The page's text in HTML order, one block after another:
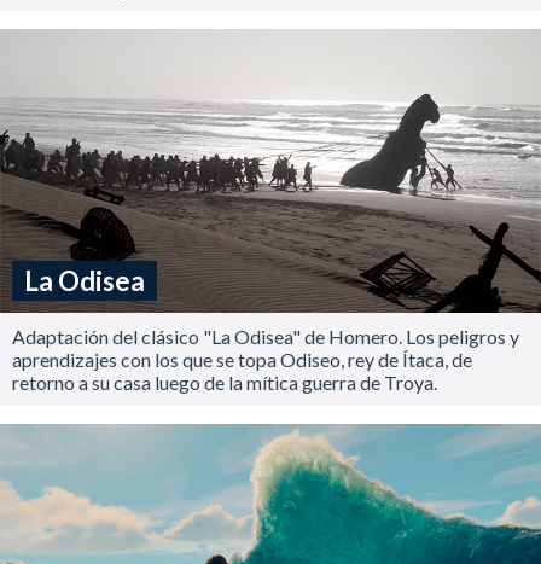
La Odisea
Adaptación del clásico "La Odisea" de Homero. Los peligros y
aprendizajes con los que se topa Odiseo, rey de Ítaca, de
retorno a su casa luego de la mítica guerra de Troya.